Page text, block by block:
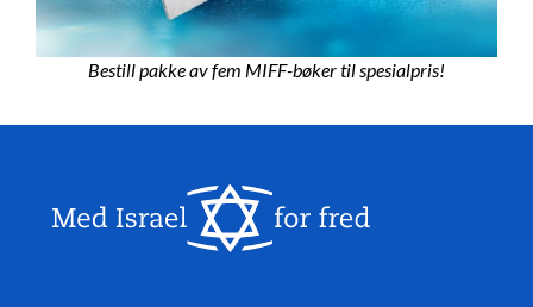
Bestill pakke av fem MIFF-bøker til spesialpris!